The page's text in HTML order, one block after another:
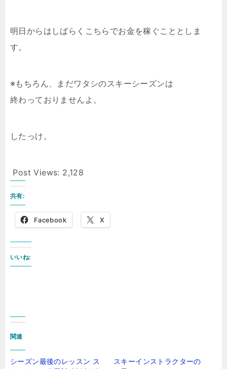
明日からはしばらくこちらでお金を稼ぐこととしま
す。
※もちろん、まだワタシのスキーシーズンは
終わっておりませんよ。
したっけ。
Post Views: 2,128
共有:
Facebook X
いいね:
関連
シーズン最後のレッスン ス
スキーインストラクターの